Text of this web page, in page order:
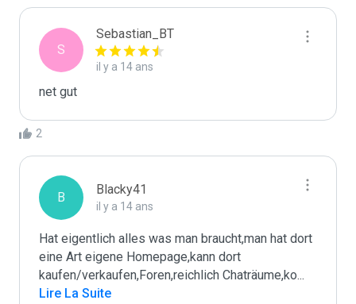
S
Sebastian_BT
il y a 14 ans
net gut
2
B
Blacky41
il y a 14 ans
Hat eigentlich alles was man braucht,man hat dort
eine Art eigene Homepage,kann dort
kaufen/verkaufen,Foren,reichlich Chaträume,ko...
Lire La Suite